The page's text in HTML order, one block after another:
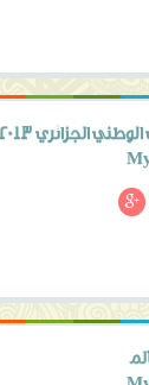
الجزائري 2013